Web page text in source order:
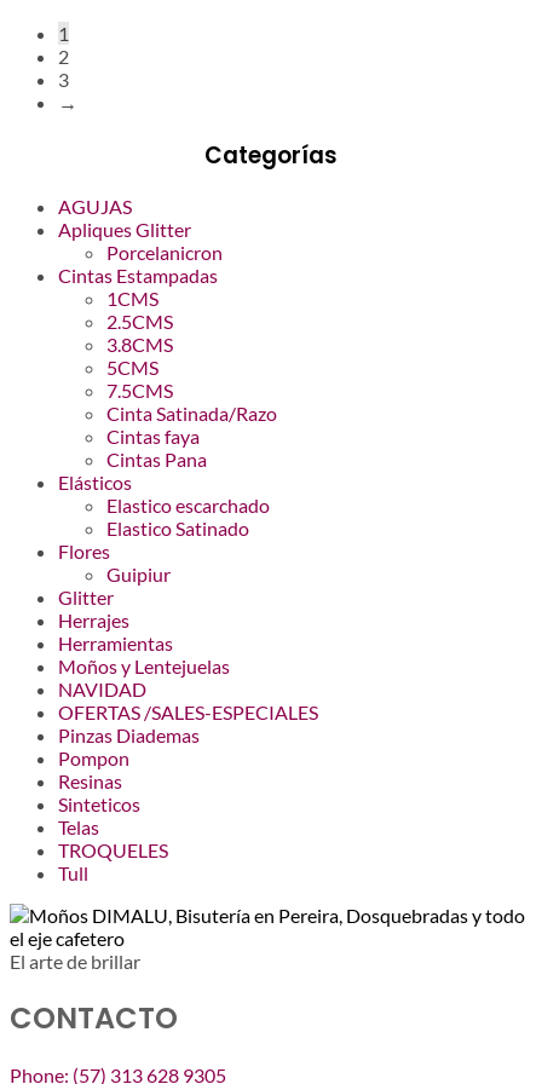
1
2
3
→
Categorías
AGUJAS
Apliques Glitter
Porcelanicron
Cintas Estampadas
1CMS
2.5CMS
3.8CMS
5CMS
7.5CMS
Cinta Satinada/Razo
Cintas faya
Cintas Pana
Elásticos
Elastico escarchado
Elastico Satinado
Flores
Guipiur
Glitter
Herrajes
Herramientas
Moños y Lentejuelas
NAVIDAD
OFERTAS /SALES-ESPECIALES
Pinzas Diademas
Pompon
Resinas
Sinteticos
Telas
TROQUELES
Tull
El arte de brillar
CONTACTO
Phone: (57) 313 628 9305